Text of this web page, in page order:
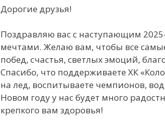
Дорогие друзья!
Поздравляю вас с наступающим
мечтами. Желаю вам, чтобы все
побед, счастья, светлых эмоций,
Спасибо, что поддерживаете ХК
на лед, воспитываете чемпионов,
Новом году у нас будет много
крепкого вам здоровья!